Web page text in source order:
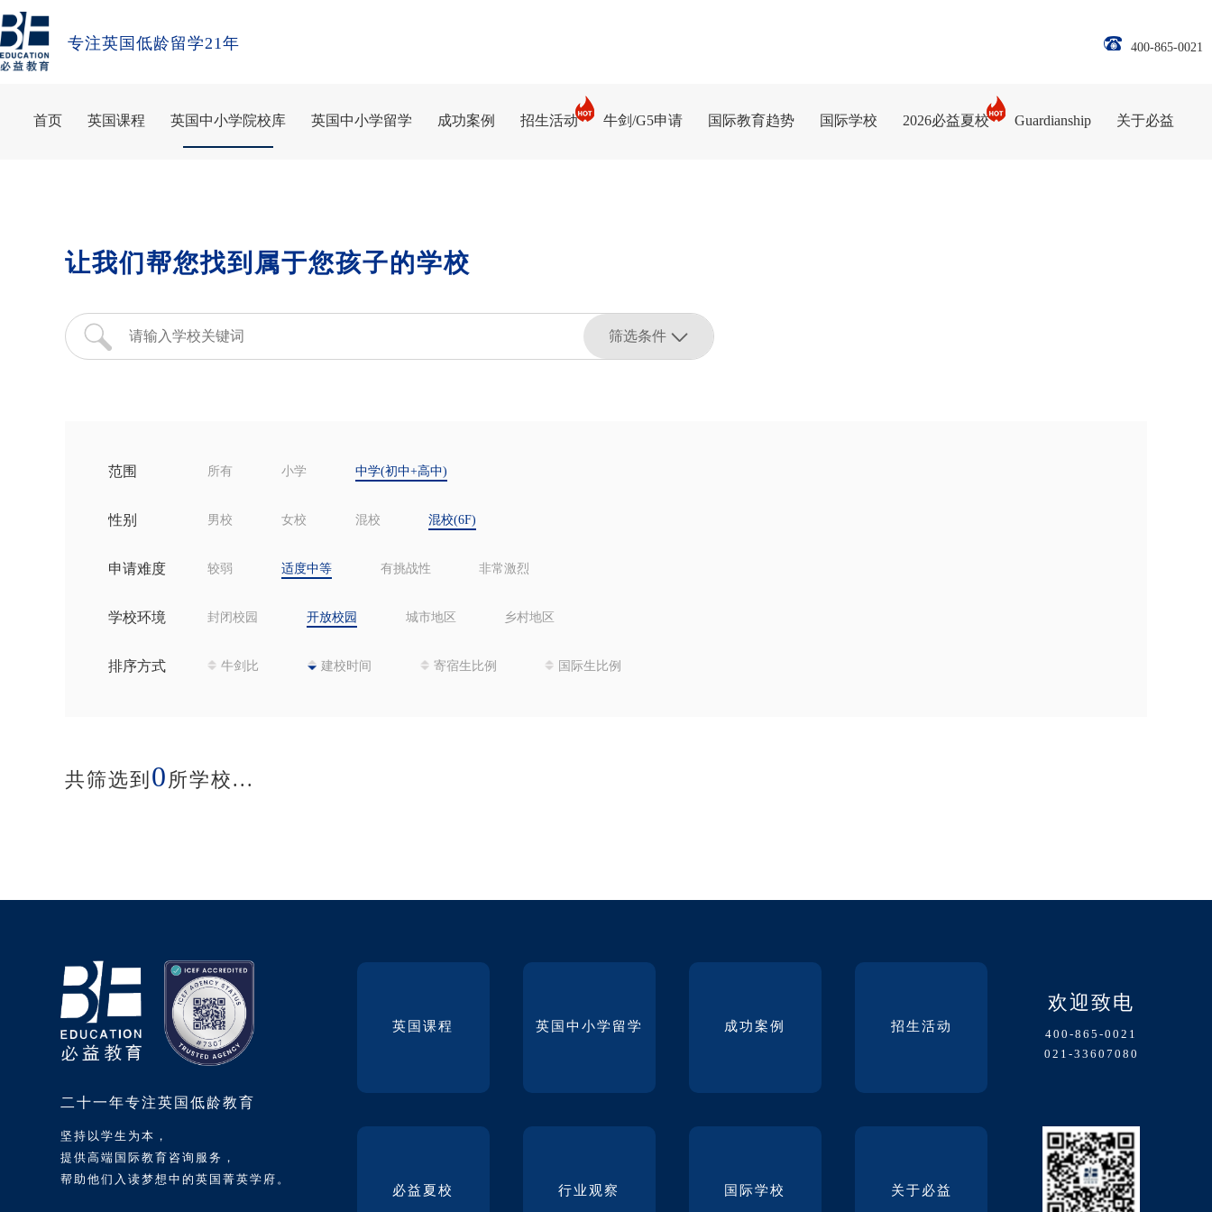
专注英国低龄留学21年 400-865-0021
首页 英国课程 英国中小学院校库 英国中小学留学 成功案例 招生活动 牛剑/G5申请 国际教育趋势 国际学校 2026必益夏校 Guardianship 关于必益
让我们帮您找到属于您孩子的学校
筛选条件
范围 所有 小学 中学(初中+高中)
性别 男校 女校 混校 混校(6F)
申请难度 较弱 适度中等 有挑战性 非常激烈
学校环境 封闭校园 开放校园 城市地区 乡村地区
排序方式 牛剑比 建校时间 寄宿生比例 国际生比例
共筛选到 0所学校...
二十一年专注英国低龄教育
坚持以学生为本，
提供高端国际教育咨询服务，
帮助他们入读梦想中的英国菁英学府。
英国课程 英国中小学留学 成功案例 招生活动
必益夏校 行业观察 国际学校 关于必益
欢迎致电
400-865-0021
021-33607080